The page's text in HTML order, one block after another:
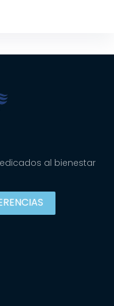
al bienestar